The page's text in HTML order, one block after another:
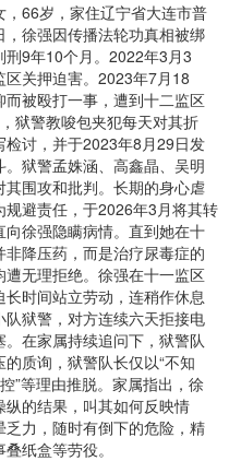
，66岁，家住辽宁省大连市普
徐强因传播法轮功真相被绑
9年10个月。2022年3月3
区关押迫害。2023年7月18
被殴打一事，遭到十二监区
狱警教唆包夹犯每天对其折
讨，并于2023年8月29日发
狱警孟姝涵、高鑫晶、吴明
围攻和批判。长期的身心虐
避责任，于2026年3月将其转
徐强隐瞒病情。直到她在十
降压药，而是治疗尿毒症的
无理拒绝。徐强在十一监区
时间站立劳动，连稍作休息
狱警，对方连续六天拒接电
在家属持续追问下，狱警队
质询，狱警队长仅以“不知
”等理由推脱。家属指出，徐
的结果，叫其如何反映情
力，随时有倒下的危险，精
纸盒等劳役。